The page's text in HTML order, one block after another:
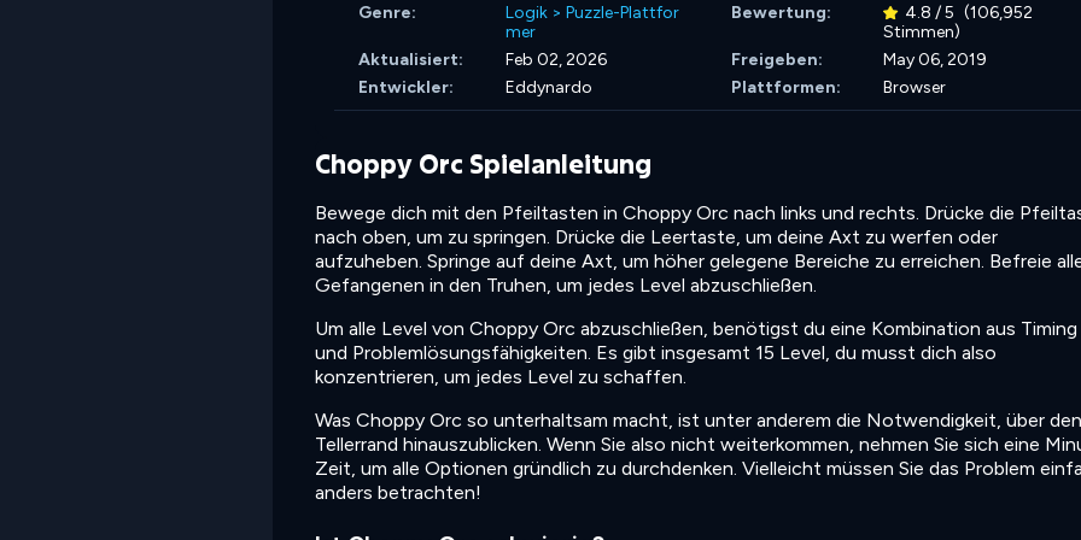
Genre: Logik > Puzzle-Plattfor
mer
Bewertung: 4.8 / 5 (106,952
Stimmen)
Aktualisiert:
Feb 02, 2026 Freigeben:
May 06, 2019
Entwickler:
Eddynardo Plattformen: Browser
Choppy Orc Spielanleitung
Bewege dich mit den Pfeiltasten in Choppy Orc nach links und rechts. Drücke die
nach oben, um zu springen. Drücke die Leertaste, um deine Axt zu werfen oder
aufzuheben. Springe auf deine Axt, um höher gelegene Bereiche zu erreichen. Befreie
Gefangenen in den Truhen, um jedes Level abzuschließen.
Um alle Level von Choppy Orc abzuschließen, benötigst du eine Kombination aus Timing
und Problemlösungsfähigkeiten. Es gibt insgesamt 15 Level, du musst dich also
konzentrieren, um jedes Level zu schaffen.
Was Choppy Orc so unterhaltsam macht, ist unter anderem die Notwendigkeit, über den
Tellerrand hinauszublicken. Wenn Sie also nicht weiterkommen, nehmen Sie sich eine
Zeit, um alle Optionen gründlich zu durchdenken. Vielleicht müssen Sie das Problem
anders betrachten!